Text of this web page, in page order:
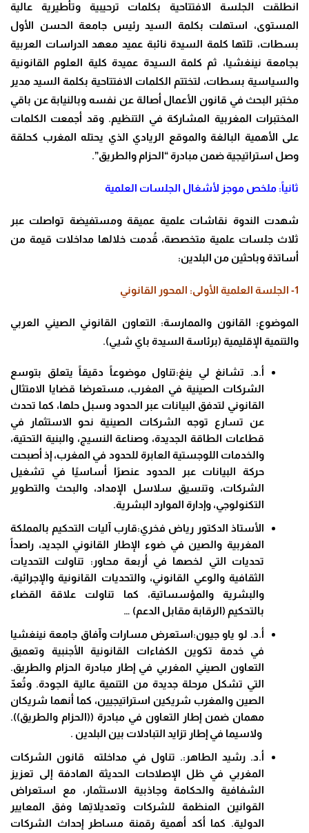
انطلقت الجلسة الافتتاحية بكلمات ترحيبية وتأطيرية عالية
المستوى، استهلت بكلمة السيد رئيس جامعة الحسن الأول
بسطات، تلتها كلمة السيدة نائبة عميد معهد الدراسات العربية
بجامعة نينغشيا، ثم كلمة السيدة عميدة كلية العلوم القانونية
والسياسية بسطات، لتختتم الكلمات الافتتاحية بكلمة السيد مدير
مختبر البحث في قانون الأعمال أصالة عن نفسه وبالنيابة عن باقي
المختبرات المغربية المشاركة في التنظيم. وقد أجمعت الكلمات
على الأهمية البالغة والموقع الريادي الذي يحتله المغرب كحلقة
وصل استراتيجية ضمن مبادرة “الحزام والطريق”.
ثانياً: ملخص موجز لأشغال الجلسات العلمية
شهدت الندوة نقاشات علمية عميقة ومستفيضة تواصلت عبر
ثلاث جلسات علمية متخصصة، قُدمت خلالها مداخلات قيمة من
أساتذة وباحثين من البلدين:
1- الجلسة العلمية الأولى: المحور القانوني
الموضوع: القانون والممارسة: التعاون القانوني الصيني العربي
والتنمية الإقليمية (برئاسة السيدة باي شيي).
أ.د. تشانغ لي ينغ:تناول موضوعاً دقيقاً يتعلق بتوسع
الشركات الصينية في المغرب، مستعرضا قضايا الامتثال
القانوني لتدفق البيانات عبر الحدود وسبل حلها، كما تحدث
عن تسارع توجه الشركات الصينية نحو الاستثمار في
قطاعات الطاقة الجديدة، وصناعة النسيج، والبنية التحتية،
والخدمات اللوجستية العابرة للحدود في المغرب، إذ أصبحت
حركة البيانات عبر الحدود عنصرًا أساسيًا في تشغيل
الشركات، وتنسيق سلاسل الإمداد، والبحث والتطوير
التكنولوجي، وإدارة الموارد البشرية.
الأستاذ الدكتور رياض فخري:قارب آليات التحكيم بالمملكة
المغربية والصين في ضوء الإطار القانوني الجديد، راصداً
تحديات التي لخصها في أربعة محاور: تناولت التحديات
الثقافية والوعي القانوني، والتحديات القانونية والإجرائية،
والبشرية والمؤسساتية، كما تناولت علاقة القضاء
بالتحكيم (الرقابة مقابل الدعم) …
أ.د. لو ياو جيون:استعرض مسارات وآفاق جامعة نينغشيا
في خدمة تكوين الكفاءات القانونية الأجنبية وتعميق
التعاون الصيني المغربي في إطار مبادرة الحزام والطريق.
التي تشكل مرحلة جديدة من التنمية عالية الجودة. وتُعدّ
الصين والمغرب شريكين استراتيجيين، كما أنهما شريكان
مهمان ضمن إطار التعاون في مبادرة ((الحزام والطريق)).
ولاسيما في إطار تزايد التبادلات بين البلدين .
أ.د. رشيد الطاهر:. تناول في مداخلته قانون الشركات
المغربي في ظل الإصلاحات الحديثة الهادفة إلى تعزيز
الشفافية والحكامة وجاذبية الاستثمار، مع استعراض
القوانين المنظمة للشركات وتعديلاتِها وفق المعايير
الدولية. كما أكد أهمية رقمنة مساطر إحداث الشركات